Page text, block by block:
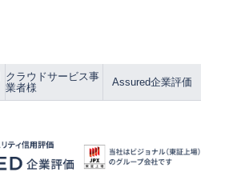
クラウドサービス事
業者様
Assured企業評価